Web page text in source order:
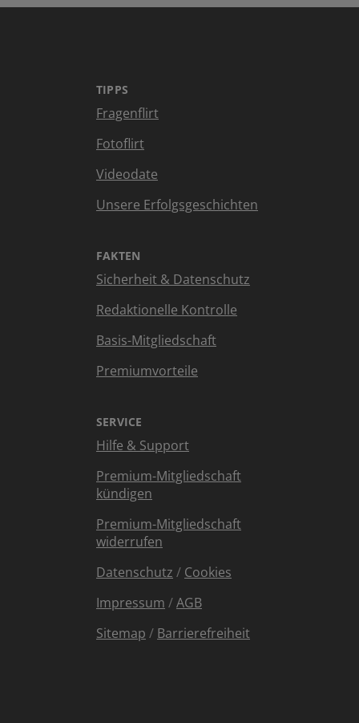
TIPPS
Fragenflirt
Fotoflirt
Videodate
Unsere Erfolgsgeschichten
FAKTEN
Sicherheit & Datenschutz
Redaktionelle Kontrolle
Basis-Mitgliedschaft
Premiumvorteile
SERVICE
Hilfe & Support
Premium-Mitgliedschaft
kündigen
Premium-Mitgliedschaft
widerrufen
Datenschutz / Cookies
Impressum /AGB
Sitemap / Barrierefreiheit